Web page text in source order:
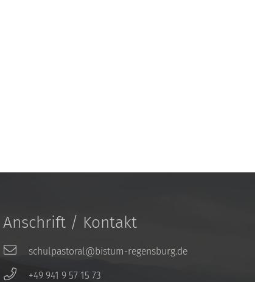
Anschrift / Kontakt
schulpastoral@bistum-regensburg.de
+49 941 9 57 15 73